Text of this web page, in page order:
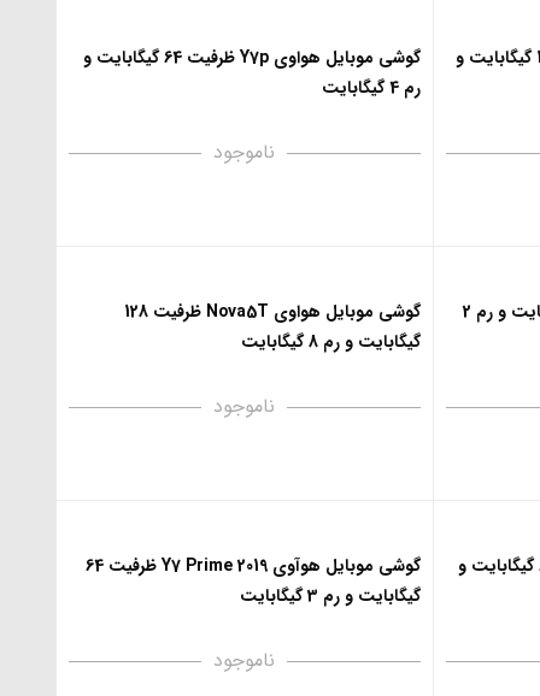
گوشی موبایل هواوی Y9a ظرفیت 128 گیگابایت و
گوشی موبایل هواوی Y7p ظرفیت 64 گیگابایت و
رم 4 گیگابایت
ناموجود
گوشی موبایل آنر 8A ظرفیت 32 گیگابایت و رم 2
گوشی موبایل هواوی Nova5T ظرفیت 128
گیگابایت و رم 8 گیگابایت
ناموجود
گوشی موبایل هوآوی Y8S ظرفیت 64 گیگابایت و
گوشی موبایل هوآوی Y7 Prime 2019 ظرفیت 64
گیگابایت و رم 3 گیگابایت
ناموجود